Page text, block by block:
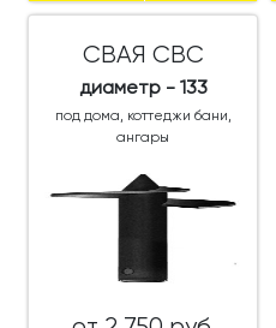
СВАЯ СВС
диаметр - 133
под дома, коттеджи бани,
ангары